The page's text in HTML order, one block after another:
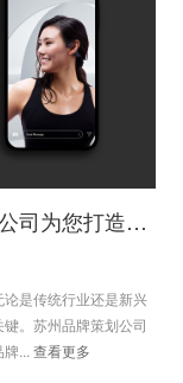
创新策略塑造品牌，苏州品牌策划公司为您打造品牌价值
是传统行业还是新兴
。苏州品牌策划公司
牌...查看更多